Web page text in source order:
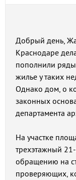
Добрый день,
Краснодаре
пополнили
жилье у таких
Однако дом, о
законных
департамента
На участке
трехэтажный
обращению на
проверяющих,